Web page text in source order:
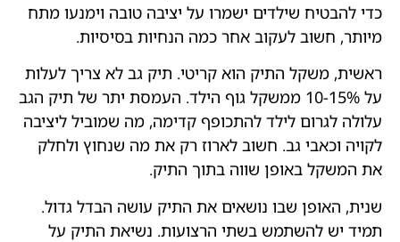
כדי להבטיח שילדים ישמרו על יציבה טובה וימנעו מתח
מיותר, חשוב לעקוב אחר כמה הנחיות בסיסיות.
ראשית, משקל התיק הוא קריטי. תיק גב לא צריך לעלות
על 10-15% ממשקל גוף הילד. העמסת יתר של תיק הגב
עלולה לגרום לילד להתכופף קדימה, מה שמוביל ליציבה
לקויה וכאבי גב. חשוב לארוז רק את מה שנחוץ ולחלק
את המשקל באופן שווה בתוך התיק.
שנית, האופן שבו נושאים את התיק עושה הבדל גדול.
תמיד יש להשתמש בשתי הרצועות. נשיאת התיק על